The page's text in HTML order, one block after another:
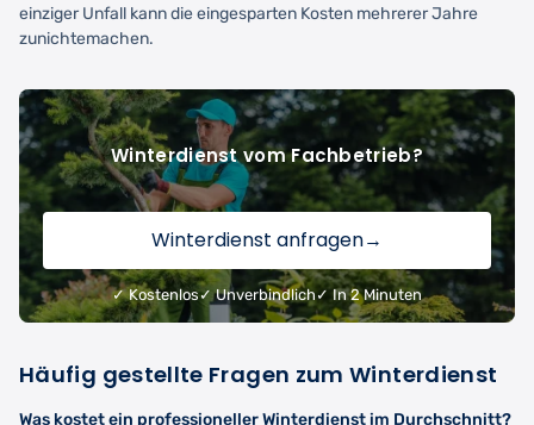
einziger Unfall kann die eingesparten Kosten mehrerer Jahre
zunichtemachen.
Winterdienst vom Fachbetrieb?
Winterdienst anfragen→
✓ Kostenlos✓ Unverbindlich ✓ In 2 Minuten
Häufig gestellte Fragen zum Winterdienst
Was kostet ein professioneller Winterdienst im Durchschnitt?